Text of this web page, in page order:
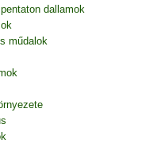
dallamok
műdalok